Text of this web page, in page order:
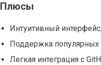
Плюсы
Интуитивный
Поддержка популярных
Легкая интеграция с